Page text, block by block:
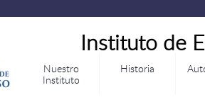
Instituto de
Nuestro
Instituto
Historia